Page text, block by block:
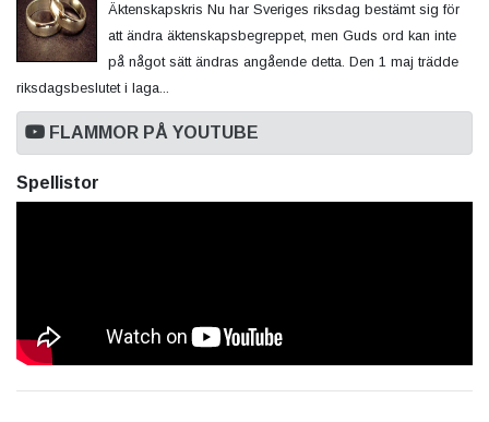
Äktenskapskris Nu har Sveriges riksdag bestämt sig för
att ändra äktenskapsbegreppet, men Guds ord kan inte
på något sätt ändras angående detta. Den 1 maj trädde
riksdagsbeslutet i laga...
FLAMMOR PÅ YOUTUBE
Spellistor